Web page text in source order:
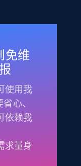
免维
使用我
心、
依赖我
求量身